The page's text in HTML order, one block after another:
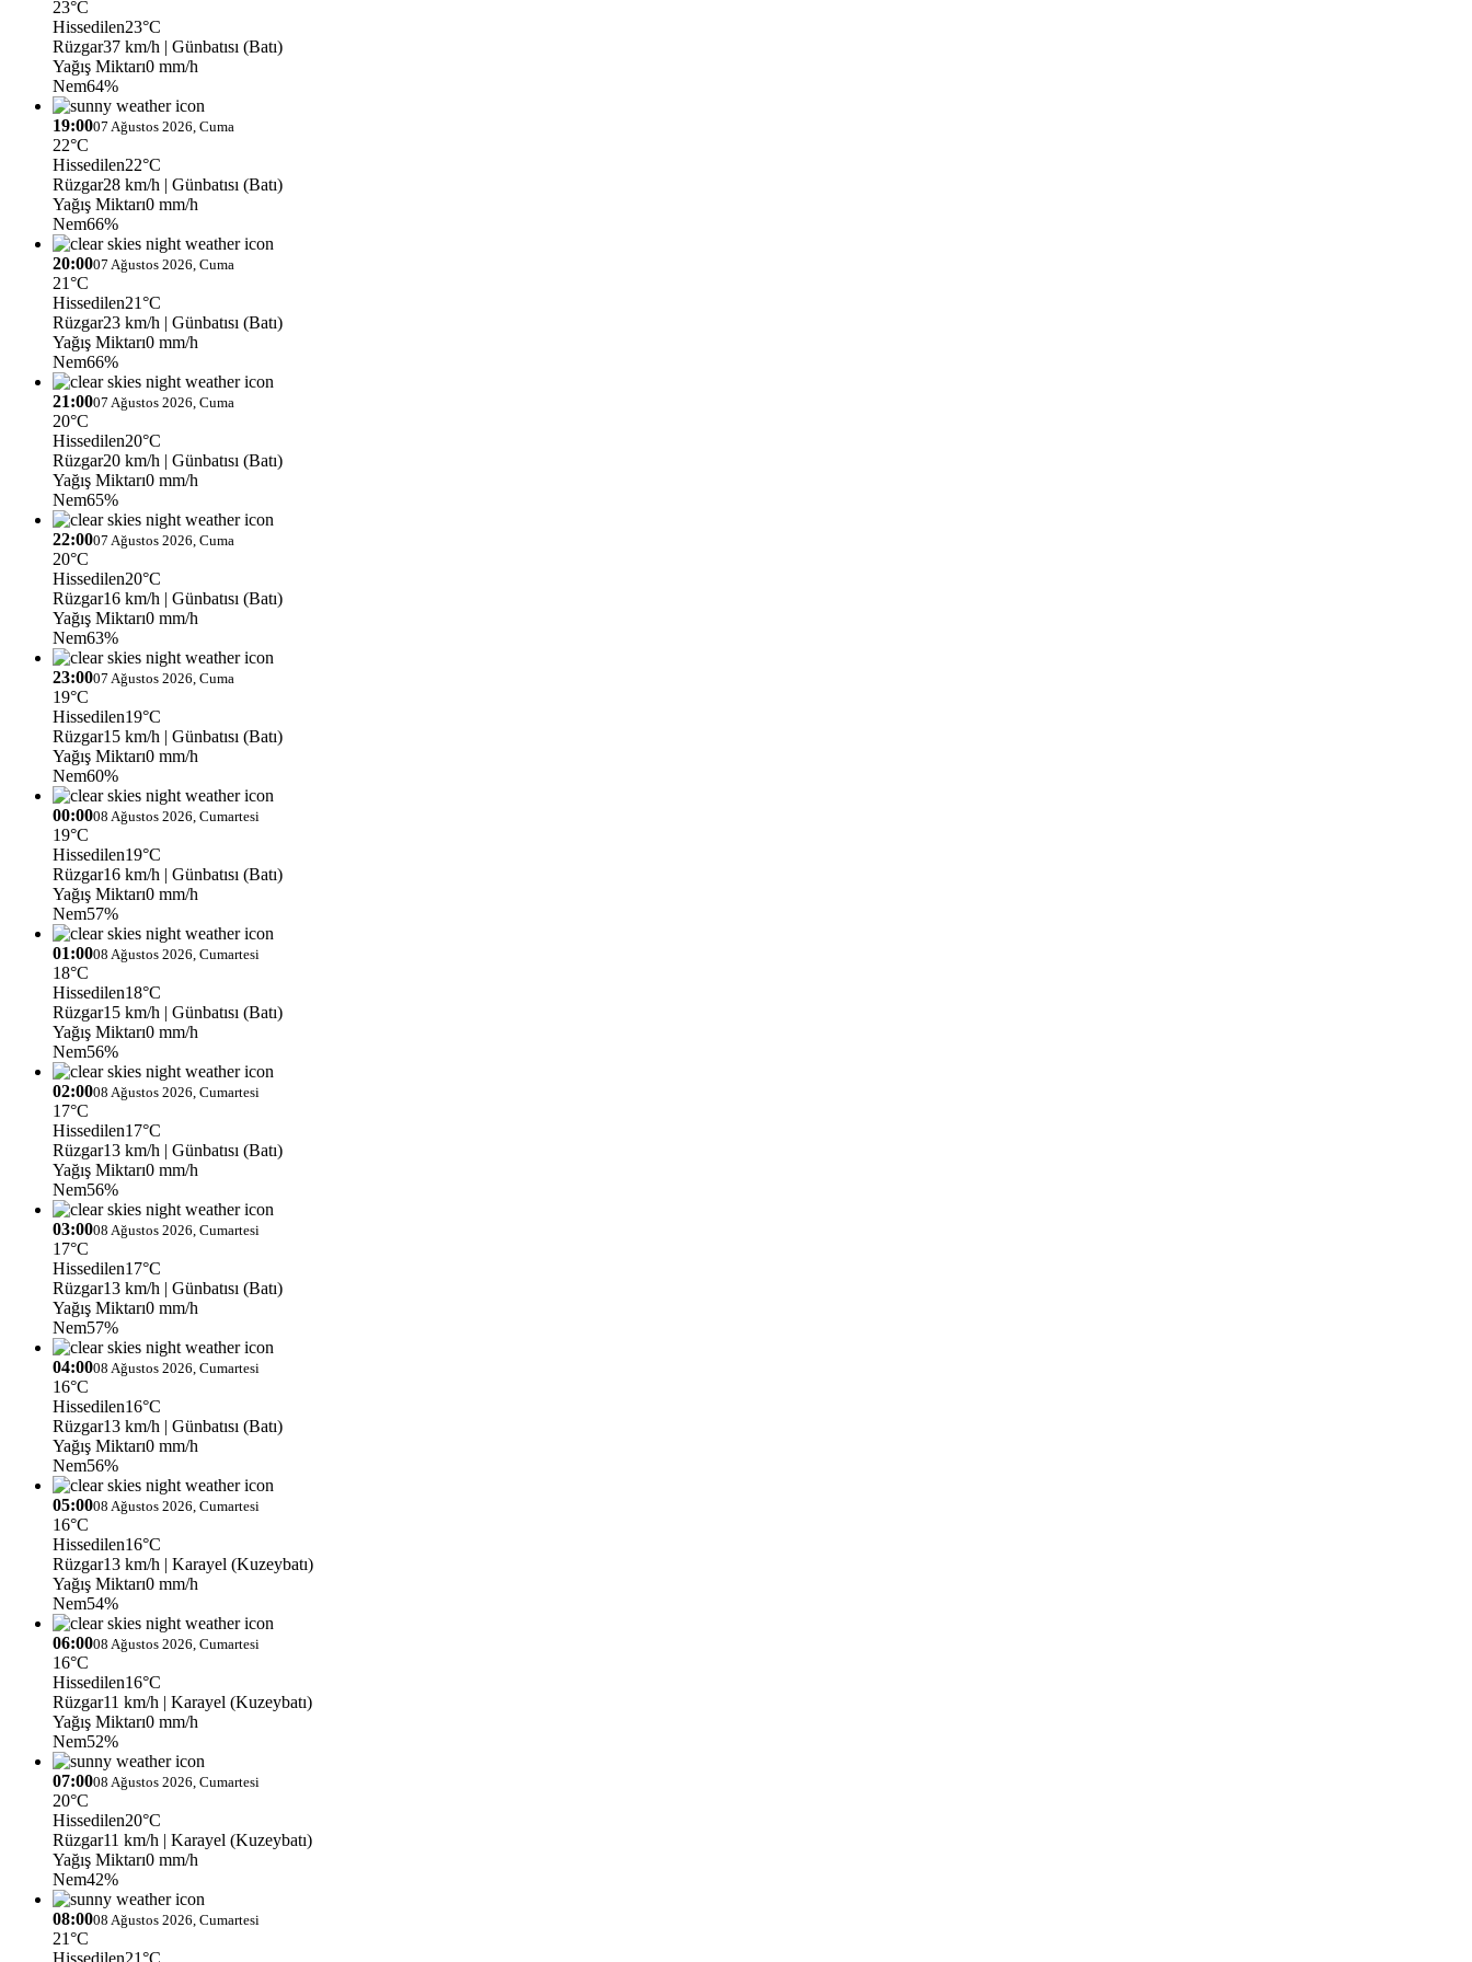
23°C
Hissedilen23°C
Rüzgar37 km/h | Günbatısı (Batı)
Yağış Miktarı0 mm/h
Nem64%
19:0007 Ağustos 2026, Cuma
22°C
Hissedilen22°C
Rüzgar28 km/h | Günbatısı (Batı)
Yağış Miktarı0 mm/h
Nem66%
20:0007 Ağustos 2026, Cuma
21°C
Hissedilen21°C
Rüzgar23 km/h | Günbatısı (Batı)
Yağış Miktarı0 mm/h
Nem66%
21:0007 Ağustos 2026, Cuma
20°C
Hissedilen20°C
Rüzgar20 km/h | Günbatısı (Batı)
Yağış Miktarı0 mm/h
Nem65%
22:0007 Ağustos 2026, Cuma
20°C
Hissedilen20°C
Rüzgar16 km/h | Günbatısı (Batı)
Yağış Miktarı0 mm/h
Nem63%
23:0007 Ağustos 2026, Cuma
19°C
Hissedilen19°C
Rüzgar15 km/h | Günbatısı (Batı)
Yağış Miktarı0 mm/h
Nem60%
00:0008 Ağustos 2026, Cumartesi
19°C
Hissedilen19°C
Rüzgar16 km/h | Günbatısı (Batı)
Yağış Miktarı0 mm/h
Nem57%
01:0008 Ağustos 2026, Cumartesi
18°C
Hissedilen18°C
Rüzgar15 km/h | Günbatısı (Batı)
Yağış Miktarı0 mm/h
Nem56%
02:0008 Ağustos 2026, Cumartesi
17°C
Hissedilen17°C
Rüzgar13 km/h | Günbatısı (Batı)
Yağış Miktarı0 mm/h
Nem56%
03:0008 Ağustos 2026, Cumartesi
17°C
Hissedilen17°C
Rüzgar13 km/h | Günbatısı (Batı)
Yağış Miktarı0 mm/h
Nem57%
04:0008 Ağustos 2026, Cumartesi
16°C
Hissedilen16°C
Rüzgar13 km/h | Günbatısı (Batı)
Yağış Miktarı0 mm/h
Nem56%
05:0008 Ağustos 2026, Cumartesi
16°C
Hissedilen16°C
Rüzgar13 km/h | Karayel (Kuzeybatı)
Yağış Miktarı0 mm/h
Nem54%
06:0008 Ağustos 2026, Cumartesi
16°C
Hissedilen16°C
Rüzgar11 km/h | Karayel (Kuzeybatı)
Yağış Miktarı0 mm/h
Nem52%
07:0008 Ağustos 2026, Cumartesi
20°C
Hissedilen20°C
Rüzgar11 km/h | Karayel (Kuzeybatı)
Yağış Miktarı0 mm/h
Nem42%
08:0008 Ağustos 2026, Cumartesi
21°C
Hissedilen21°C